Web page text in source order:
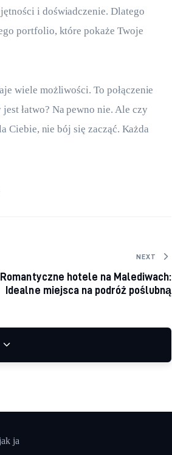
i doświadczenie. Dlatego
portfolio, które pokaże Twoje
wiele możliwości. To połączenie
łatwo? Na pewno nie. Ale czy
Ciebie, nie bój się zacząć. Każda
NEXT
Romantyczne hotele na Malediwach:
Idealne miejsca na podróż poślubną
ja